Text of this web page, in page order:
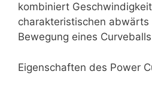
kombiniert
charakteristischen abwärts
Bewegung eines
Eigenschaften des Power